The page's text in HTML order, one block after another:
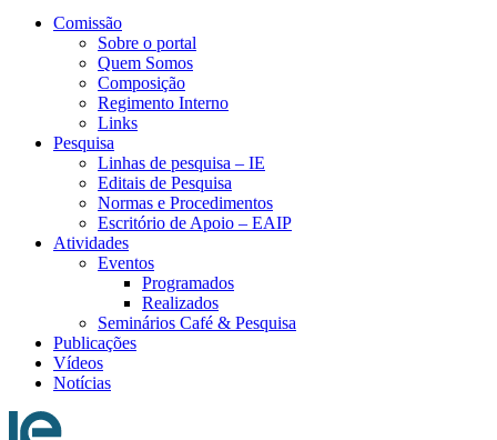
Comissão
Sobre o portal
Quem Somos
Composição
Regimento Interno
Links
Pesquisa
Linhas de pesquisa – IE
Editais de Pesquisa
Normas e Procedimentos
Escritório de Apoio – EAIP
Atividades
Eventos
Programados
Realizados
Seminários Café & Pesquisa
Publicações
Vídeos
Notícias